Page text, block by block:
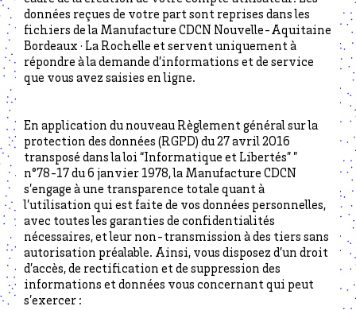
données reçues de votre part sont reprises dans les
fichiers de la Manufacture CDCN Nouvelle-Aquitaine
Bordeaux · La Rochelle et servent uniquement à
répondre à la demande d’informations et de service
que vous avez saisies en ligne.
En application du nouveau Règlement général sur la
protection des données (RGPD) du 27 avril 2016
transposé dans la loi “Informatique et Libertés” ”
n°78-17 du 6 janvier 1978, la Manufacture CDCN
s’engage à une transparence totale quant à
l’utilisation qui est faite de vos données personnelles,
avec toutes les garanties de confidentialités
nécessaires, et leur non-transmission à des tiers sans
autorisation préalable. Ainsi, vous disposez d’un droit
d’accès, de rectification et de suppression des
informations et données vous concernant qui peut
s’exercer :